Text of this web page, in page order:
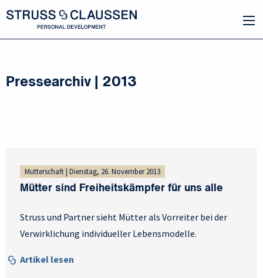
Pressearchiv | 2013
Mutterschaft | Dienstag, 26. November 2013
Mütter sind Freiheitskämpfer für uns alle
Struss und Partner sieht Mütter als Vorreiter bei der
Verwirklichung individueller Lebensmodelle.
Artikel lesen